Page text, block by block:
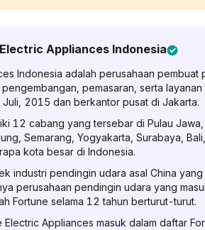
Appliances Indonesia
Indonesia adalah perusahaan pembuat
pemasaran, serta
2015 dan berkantor pusat di Jakarta.
12 cabang yang tersebar di Pulau
Semarang, Yogyakarta, Surabaya,
kota besar di Indonesia.
industri pendingin udara asal China
perusahaan pendingin udara yang
Fortune selama 12 tahun berturut-turut.
Appliances masuk dalam daftar